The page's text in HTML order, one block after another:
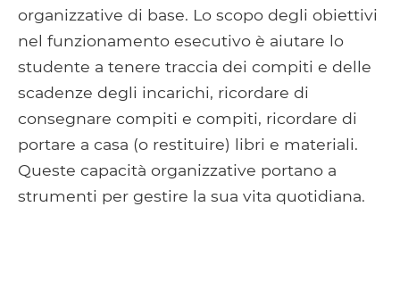
organizzative di base. Lo scopo degli obiettivi
nel funzionamento esecutivo è aiutare lo
studente a tenere traccia dei compiti e delle
scadenze degli incarichi, ricordare di
consegnare compiti e compiti, ricordare di
portare a casa (o restituire) libri e materiali.
Queste capacità organizzative portano a
strumenti per gestire la sua vita quotidiana.